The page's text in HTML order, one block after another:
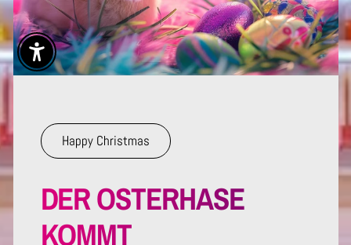
Happy Christmas
DER OSTERHASE
KOMMT
Enable Accessibility